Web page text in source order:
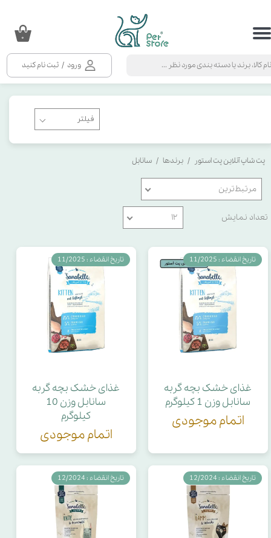
ورود / ثبت نام کنید
حساب کاربری من
سفارشات
۰
پت شاپ آنلاین پت استور برندها سانابل
مرتبط‌ترین
تعداد نمایش ۱۲
غذای خشک بچه گربه
سانابل وزن 1 کیلوگرم
اتمام موجودی
تاریخ انقضاء : 11/2025
غذای خشک بچه گربه
سانابل وزن 10
کیلوگرم
اتمام موجودی
تاریخ انقضاء : 11/2025
تاریخ انقضاء : 12/2024 تاریخ انقضاء : 12/2024